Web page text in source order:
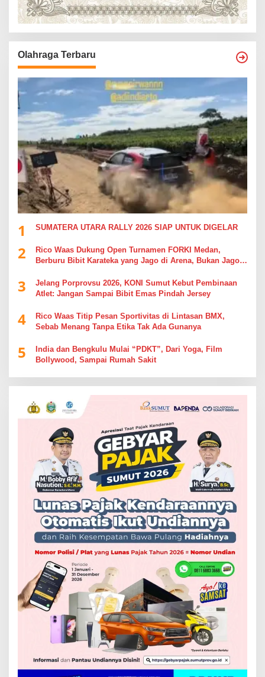
Olahraga Terbaru
1 SUMATERA UTARA RALLY 2026 SIAP UNTUK DIGELAR
2
Rico Waas Dukung Open Turnamen FORKI Medan,
Berburu Bibit Karateka yang Jago di Arena, Bukan Jago
3
Jelang Porprovsu 2026, KONI Sumut Kebut Pembinaan
Atlet: Jangan Sampai Bibit Emas Pindah Jersey
4
Rico Waas Titip Pesan Sportivitas di Lintasan BMX,
Sebab Menang Tanpa Etika Tak Ada Gunanya
5
India dan Bengkulu Mulai “PDKT”, Dari Yoga, Film
Bollywood, Sampai Rumah Sakit